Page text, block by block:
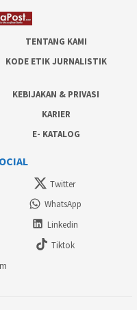
TENTANG KAMI
KODE ETIK JURNALISTIK
KEBIJAKAN & PRIVASI
KARIER
E- KATALOG
Twitter
WhatsApp
Linkedin
Tiktok